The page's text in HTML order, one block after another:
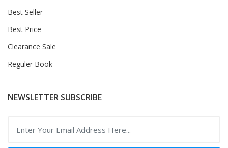
Best Seller
Best Price
Clearance Sale
Reguler Book
NEWSLETTER SUBSCRIBE